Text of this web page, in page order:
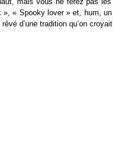
», « Spooky lover » et, hum,
d’une tradition qu’on